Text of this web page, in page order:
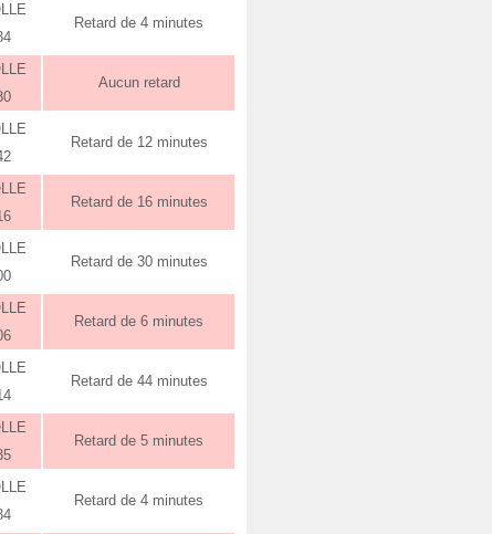
Retard de 4 minutes
Aucun retard
Retard de 12 minutes
Retard de 16 minutes
Retard de 30 minutes
Retard de 6 minutes
Retard de 44 minutes
Retard de 5 minutes
Retard de 4 minutes